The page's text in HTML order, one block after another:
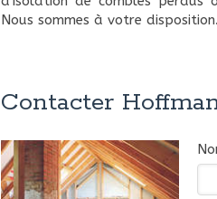
Nous sommes à votre disposition.
Contacter